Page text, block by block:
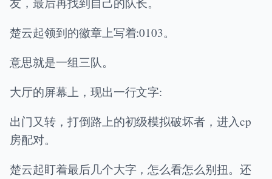
楚云起领到的徽章上写着:0103。
意思就是一组三队。
大厅的屏幕上，现出一行文字:
出门又转，打倒路上的初级模拟破坏者，进入cp
房配对。
楚云起盯着最后几个大字，怎么看怎么别扭。还